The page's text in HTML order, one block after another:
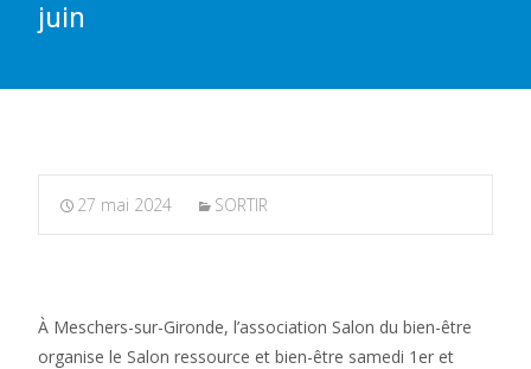
juin
27 mai 2024 SORTIR
À Meschers-sur-Gironde, l’association Salon du bien-être
organise le Salon ressource et bien-être samedi 1er et